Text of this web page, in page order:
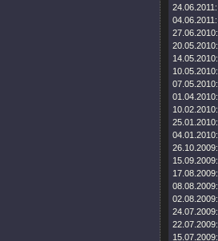
24.06.2011:
04.06.2011:
27.06.2010:
20.05.2010:
14.05.2010:
10.05.2010:
07.05.2010:
01.04.2010:
10.02.2010:
25.01.2010:
04.01.2010:
26.10.2009:
15.09.2009:
17.08.2009:
08.08.2009:
02.08.2009:
24.07.2009:
22.07.2009:
15.07.2009: